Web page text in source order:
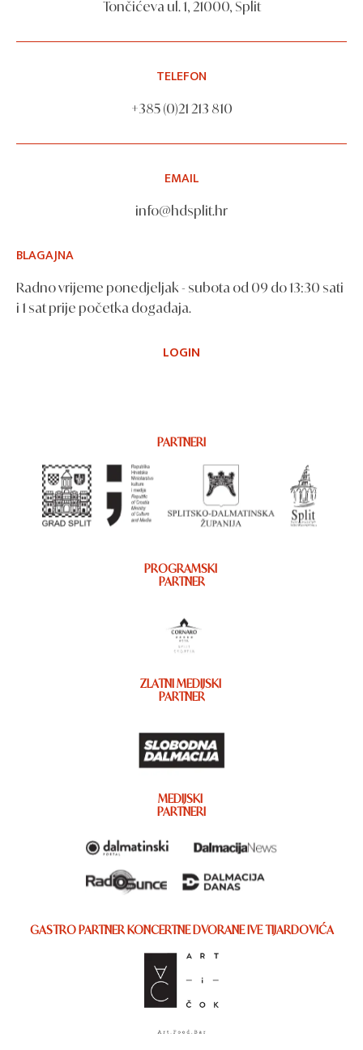
Tončićeva ul. 1, 21000, Split
TELEFON
+385 (0)21 213 810
EMAIL
info@hdsplit.hr
BLAGAJNA
Radno vrijeme ponedjeljak - subota od 09 do 13:30 sati
i 1 sat prije početka događaja.
LOGIN
PARTNERI
PROGRAMSKI
PARTNER
ZLATNI MEDIJSKI
PARTNER
MEDIJSKI
PARTNERI
GASTRO PARTNER KONCERTNE DVORANE IVE TIJARDOVIĆA